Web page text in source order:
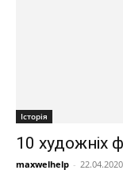
Історія
10 художніх
maxwelhelp - 22.04.2020